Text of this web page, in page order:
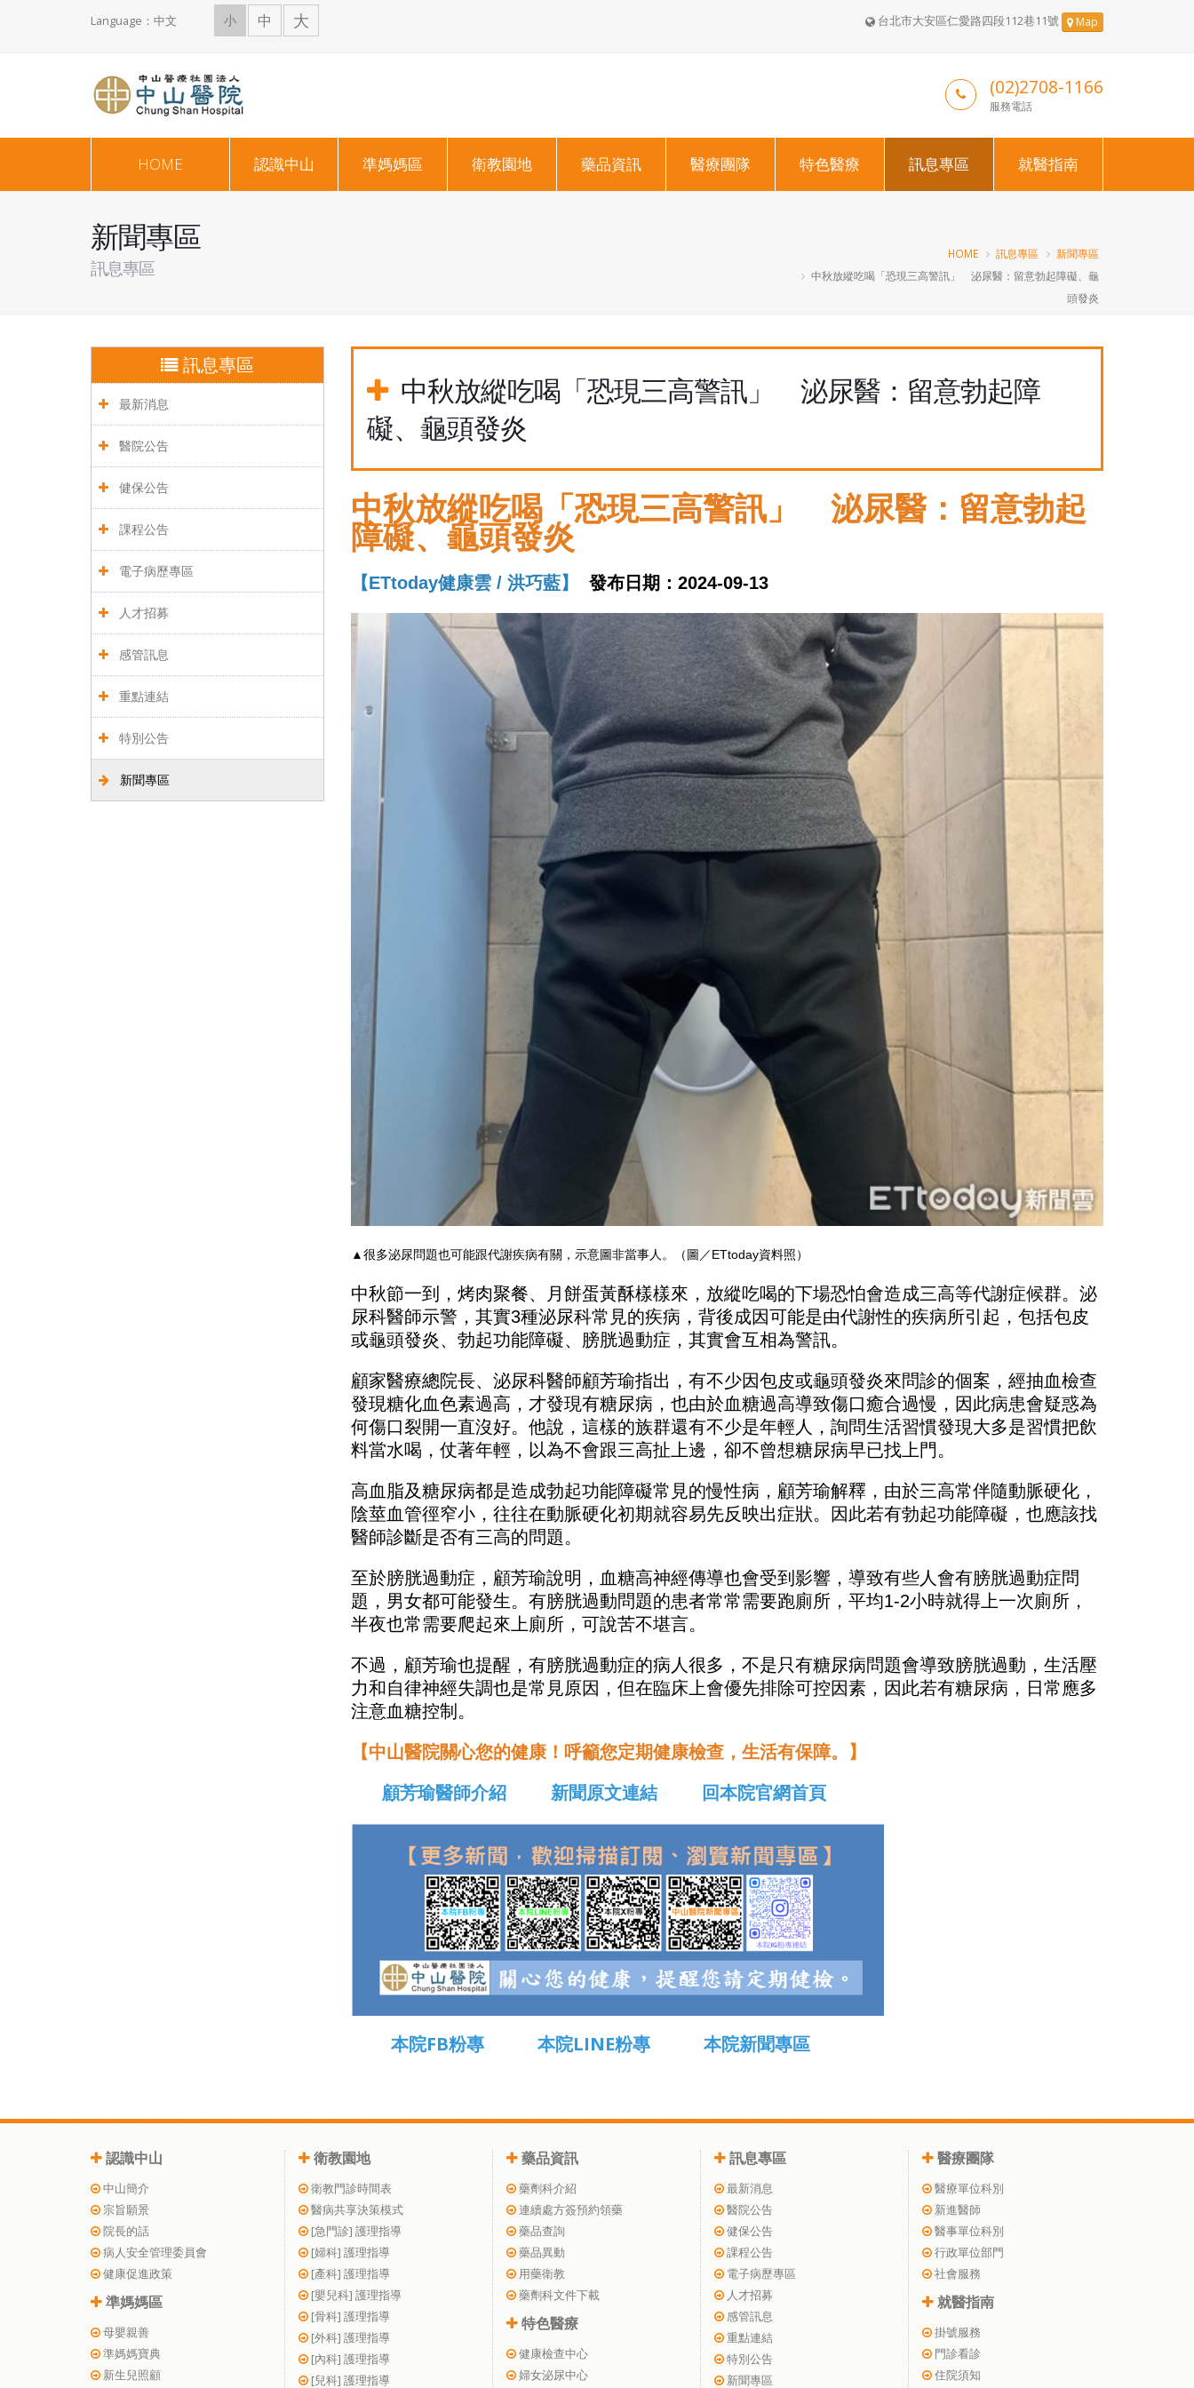
Language：中文 小 中 大 台北市大安區仁愛路四段112巷11號 Map
(02)2708-1166
服務電話
HOME 認識中山 準媽媽區 衛教園地 藥品資訊 醫療團隊 特色醫療 訊息專區 就醫指南
新聞專區
訊息專區
HOME 訊息專區
新聞專區
中秋放縱吃喝「恐現三高警訊」 泌尿醫：留意勃起障礙、龜
頭發炎
訊息專區
最新消息
醫院公告
健保公告
課程公告
電子病歷專區
人才招募
感管訊息
重點連結
特別公告
新聞專區
中秋放縱吃喝「恐現三高警訊」 泌尿醫：留意勃起障
礙、龜頭發炎
中秋放縱吃喝「恐現三高警訊」 泌尿醫：留意勃起
障礙、龜頭發炎
【ETtoday健康雲 / 洪巧藍】 發布日期：2024-09-13
▲很多泌尿問題也可能跟代謝疾病有關，示意圖非當事人。（圖／ETtoday資料照）
中秋節一到，烤肉聚餐、月餅蛋黃酥樣樣來，放縱吃喝的下場恐怕會造成三高等代謝症候群。泌
尿科醫師示警，其實3種泌尿科常見的疾病，背後成因可能是由代謝性的疾病所引起，包括包皮
或龜頭發炎、勃起功能障礙、膀胱過動症，其實會互相為警訊。
顧家醫療總院長、泌尿科醫師顧芳瑜指出，有不少因包皮或龜頭發炎來問診的個案，經抽血檢查
發現糖化血色素過高，才發現有糖尿病，也由於血糖過高導致傷口癒合過慢，因此病患會疑惑為
何傷口裂開一直沒好。他說，這樣的族群還有不少是年輕人，詢問生活習慣發現大多是習慣把飲
料當水喝，仗著年輕，以為不會跟三高扯上邊，卻不曾想糖尿病早已找上門。
高血脂及糖尿病都是造成勃起功能障礙常見的慢性病，顧芳瑜解釋，由於三高常伴隨動脈硬化，
陰莖血管徑窄小，往往在動脈硬化初期就容易先反映出症狀。因此若有勃起功能障礙，也應該找
醫師診斷是否有三高的問題。
至於膀胱過動症，顧芳瑜說明，血糖高神經傳導也會受到影響，導致有些人會有膀胱過動症問
題，男女都可能發生。有膀胱過動問題的患者常常需要跑廁所，平均1-2小時就得上一次廁所，
半夜也常需要爬起來上廁所，可說苦不堪言。
不過，顧芳瑜也提醒，有膀胱過動症的病人很多，不是只有糖尿病問題會導致膀胱過動，生活壓
力和自律神經失調也是常見原因，但在臨床上會優先排除可控因素，因此若有糖尿病，日常應多
注意血糖控制。
【中山醫院關心您的健康！呼籲您定期健康檢查，生活有保障。】
顧芳瑜醫師介紹
新聞原文連結 回本院官網首頁
本院FB粉專 本院LINE粉專 本院新聞專區
認識中山
中山簡介
宗旨願景
院長的話
病人安全管理委員會
健康促進政策
準媽媽區
母嬰親善
準媽媽寶典
新生兒照顧
衛教園地
衛教門診時間表
醫病共享決策模式
[急門診] 護理指導
[婦科] 護理指導
[產科] 護理指導
[嬰兒科] 護理指導
[骨科] 護理指導
[外科] 護理指導
[內科] 護理指導
[兒科] 護理指導
藥品資訊
藥劑科介紹
連續處方簽預約領藥
藥品查詢
藥品異動
用藥衛教
藥劑科文件下載
特色醫療
健康檢查中心
婦女泌尿中心
訊息專區
最新消息
醫院公告
健保公告
課程公告
電子病歷專區
人才招募
感管訊息
重點連結
特別公告
新聞專區
醫療團隊
醫療單位科別
新進醫師
醫事單位科別
行政單位部門
社會服務
就醫指南
掛號服務
門診看診
住院須知